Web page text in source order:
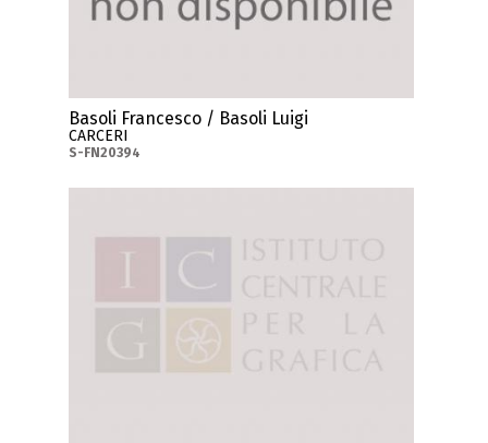
Basoli Francesco / Basoli Luigi
CARCERI
S-FN20394